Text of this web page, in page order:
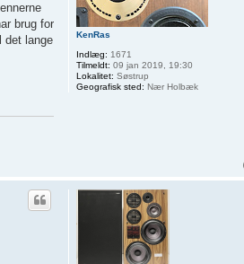
KenRas
Indlæg: 1671
Tilmeldt: 09 jan 2019, 19:30
Lokalitet: Søstrup
Geografisk sted: Nær Holbæk
brug for
det lange